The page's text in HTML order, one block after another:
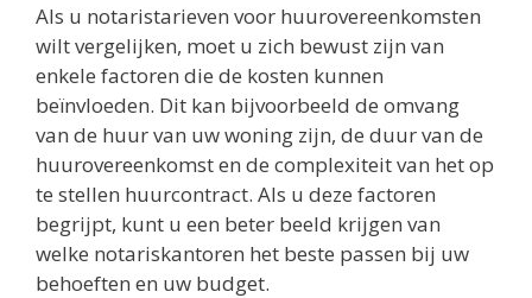
Als u notaristarieven voor huurovereenkomsten
wilt vergelijken, moet u zich bewust zijn van
enkele factoren die de kosten kunnen
beïnvloeden. Dit kan bijvoorbeeld de omvang
van de huur van uw woning zijn, de duur van de
huurovereenkomst en de complexiteit van het op
te stellen huurcontract. Als u deze factoren
begrijpt, kunt u een beter beeld krijgen van
welke notariskantoren het beste passen bij uw
behoeften en uw budget.